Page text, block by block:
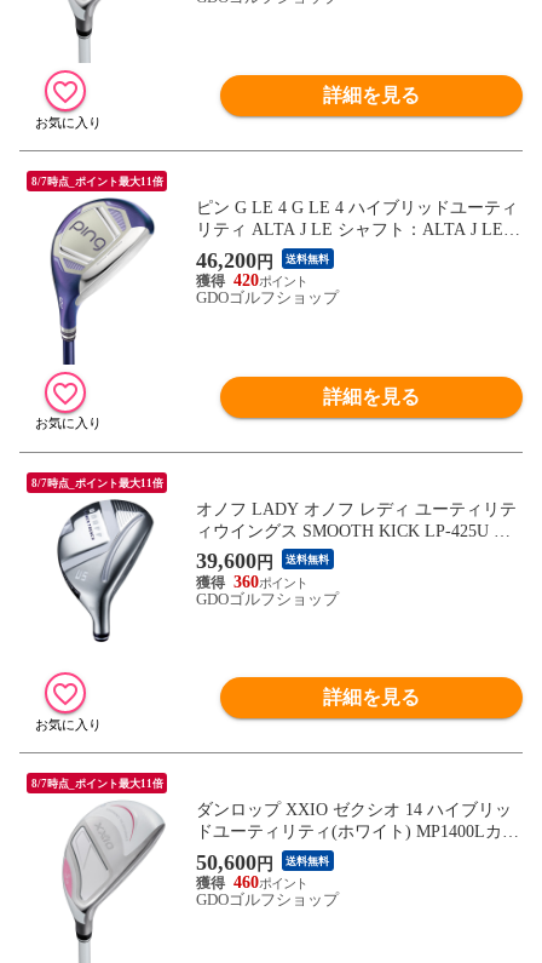
詳細を見る
8/7時点_ポイント最大11倍
ピン G LE 4 G LE 4 ハイブリッドユーティ
リティ ALTA J LE シャフト：ALTA J LE A
8H 36° 37.25inch レディス
46,200円 送料無料
420
GDOゴルフショップ
詳細を見る
8/7時点_ポイント最大11倍
オノフ LADY オノフ レディ ユーティリテ
ィウイングス SMOOTH KICK LP-425U ス
カイブルー シャフト：SMOOTH KICK LP-
425U スカイブルー L U4 21° 39inch レディ
ス
39,600円 送料無料
360
GDOゴルフショップ
詳細を見る
8/7時点_ポイント最大11倍
ダンロップ XXIO ゼクシオ 14 ハイブリッ
ドユーティリティ(ホワイト) MP1400Lカー
ボン シャフト：MP1400Lカーボン A H5 2
5° 38.75inch レディス
50,600円 送料無料
460
GDOゴルフショップ